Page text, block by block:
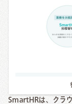
SmartHRは、クラ